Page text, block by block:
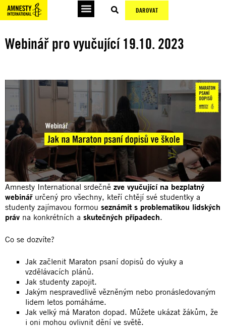
DAROVAT
Webinář pro vyučující 19.10. 2023
Amnesty International srdečně zve vyučující na bezplatný
webinářurčený pro všechny, kteří chtějí své studentky a
studenty zajímavou formou seznámit s problematikou lidských
práv na konkrétních a skutečných případech.
Co se dozvíte?
Jak začlenit Maraton psaní dopisů do výuky a
vzdělávacích plánů.
Jak studenty zapojit.
Jakým nespravedlivě vězněným nebo pronásledovaným
lidem letos pomáháme.
Jak velký má Maraton dopad. Můžete ukázat žákům, že
i oni mohou ovlivnit dění ve světě.